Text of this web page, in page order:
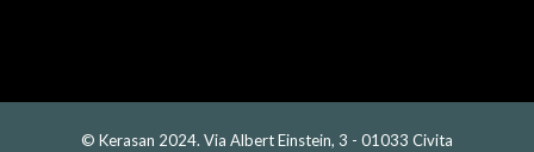
© Kerasan 2024. Via Albert Einstein, 3 - 01033 Civita